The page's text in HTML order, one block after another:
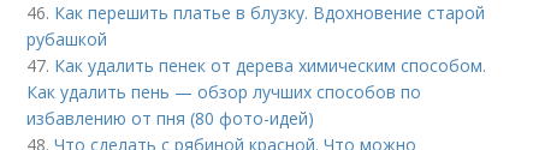
46. Как перешить платье в блузку. Вдохновение старой
рубашкой
47. Как удалить пенек от дерева химическим способом.
Как удалить пень — обзор лучших способов по
избавлению от пня (80 фото-идей)
48.Что сделать с рябиной красной. Что можно